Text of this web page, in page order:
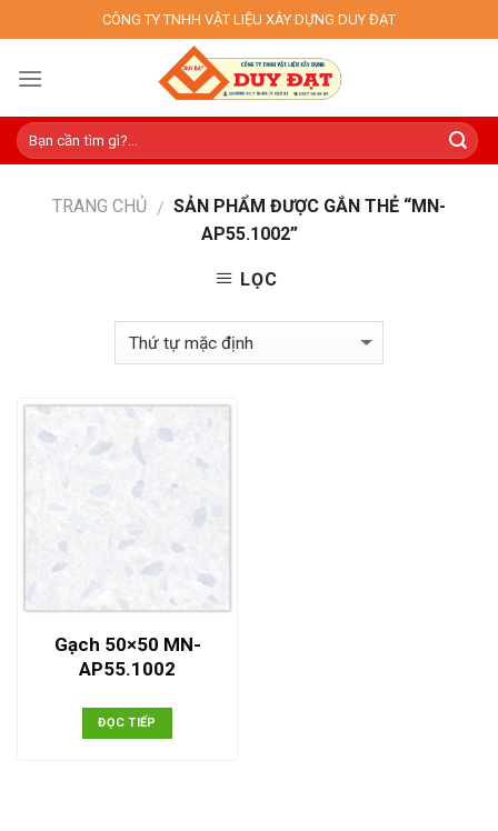
to
content
CÔNG TY TNHH VẬT LIỆU XÂY DỰNG DUY ĐẠT
TRANG CHỦ / SẢN PHẨM ĐƯỢC GẮN THẺ “MN-
AP55.1002”
LỌC
Gạch 50×50 MN-
AP55.1002
ĐỌC TIẾP